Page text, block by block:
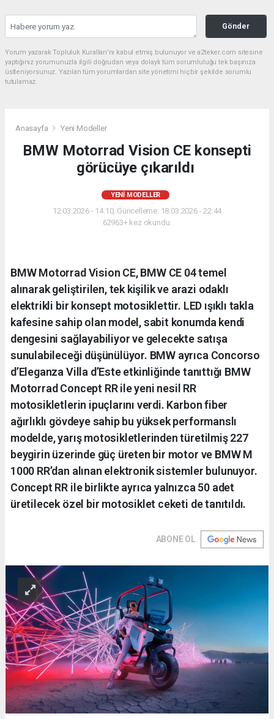
Gönder
Yorum yazarak Topluluk Kuralları’nı kabul etmiş bulunuyor ve a2teker.com sitesine
yaptığınız yorumunuzla ilgili doğrudan veya dolaylı tüm sorumluluğu tek başınıza
üstleniyorsunuz. Yazılan tüm yorumlardan site yönetimi hiçbir şekilde sorumlu
tutulamaz.
Anasayfa Yeni Modeller
BMW Motorrad Vision CE konsepti
görücüye çıkarıldı
YENI MODELLER
12.03.2026 - 14:10, Güncelleme: 18.03.2026 - 22:44
62963+ kez okundu.
BMW Motorrad Vision CE, BMW CE 04 temel
alınarak geliştirilen, tek kişilik ve arazi odaklı
elektrikli bir konsept motosiklettir. LED ışıklı takla
kafesine sahip olan model, sabit konumda kendi
dengesini sağlayabiliyor ve gelecekte satışa
sunulabileceği düşünülüyor. BMW ayrıca Concorso
d’Eleganza Villa d’Este etkinliğinde tanıttığı BMW
Motorrad Concept RR ile yeni nesil RR
motosikletlerin ipuçlarını verdi. Karbon fiber
ağırlıklı gövdeye sahip bu yüksek performanslı
modelde, yarış motosikletlerinden türetilmiş 227
beygirin üzerinde güç üreten bir motor ve BMW M
1000 RR’dan alınan elektronik sistemler bulunuyor.
Concept RR ile birlikte ayrıca yalnızca 50 adet
üretilecek özel bir motosiklet ceketi de tanıtıldı.
ABONE OL